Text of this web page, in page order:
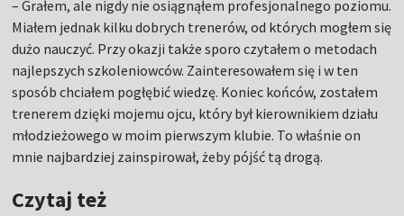
– Grałem, ale nigdy nie osiągnąłem profesjonalnego poziomu.
Miałem jednak kilku dobrych trenerów, od których mogłem się
dużo nauczyć. Przy okazji także sporo czytałem o metodach
najlepszych szkoleniowców. Zainteresowałem się i w ten
sposób chciałem pogłębić wiedzę. Koniec końców, zostałem
trenerem dzięki mojemu ojcu, który był kierownikiem działu
młodzieżowego w moim pierwszym klubie. To właśnie on
mnie najbardziej zainspirował, żeby pójść tą drogą.
Czytaj też